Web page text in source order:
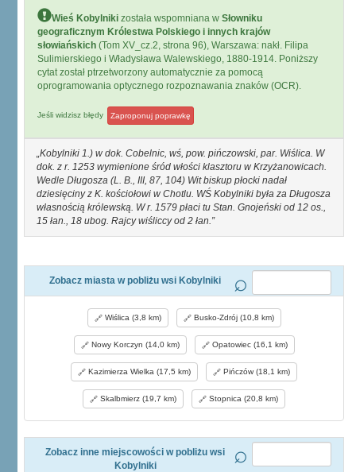
Wieś Kobylniki została wspomniana w Słowniku
geograficznym Królestwa Polskiego i innych krajów
słowiańskich (Tom XV_cz.2, strona 96), Warszawa: nakł. Filipa
Sulimierskiego i Władysława Walewskiego, 1880-1914. Poniższy
cytat został ptrzetworzony automatycznie za pomocą
oprogramowania optycznego rozpoznawania znaków (OCR).
Jeśli widzisz błędy Zaproponuj poprawkę
Kobylniki 1.) w dok. Cobelnic, wś, pow. pińczowski, par. Wiślica. W
dok. z r. 1253 wymienione śród włości klasztoru w Krzyżanowicach.
Wedle Długosza (L. B., III, 87, 104) Wit biskup płocki nadał
dziesięciny z K. kościołowi w Chotlu. WŚ Kobylniki była za Długosza
własnością królewską. W r. 1579 płaci tu Stan. Gnojeński od 12 os.,
15 łan., 18 ubog. Rajcy wiśliccy od 2 łan.
Zobacz miasta w pobliżu wsi Kobylniki
Wiślica (3,8 km) Busko-Zdrój (10,8 km)
Nowy Korczyn (14,0 km) Opatowiec (16,1 km)
Kazimierza Wielka (17,5 km) Pińczów (18,1 km)
Skalbmierz (19,7 km) Stopnica (20,8 km)
Zobacz inne miejscowości w pobliżu wsi
Kobylniki